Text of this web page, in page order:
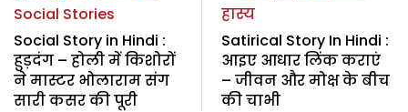
Social Stories
Social Story in Hindi :
हुड़दंग – होली में किशोरों
ने मास्टर भोलाराम संग
सारी कसर की पूरी
हास्य
Satirical Story In Hindi :
आइए आधार लिंक कराएं
– जीवन और मोक्ष के बीच
की चाभी